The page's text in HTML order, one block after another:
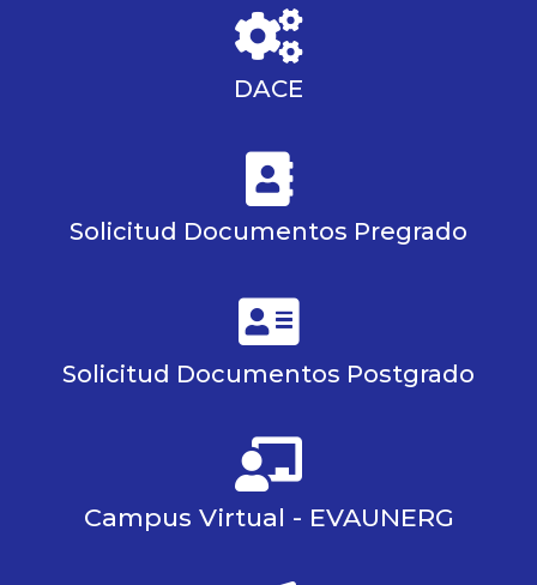
DACE
Solicitud Documentos Pregrado
Solicitud Documentos Postgrado
Campus Virtual - EVAUNERG